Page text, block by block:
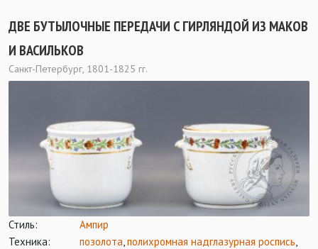
ДВЕ БУТЫЛОЧНЫЕ ПЕРЕДАЧИ С ГИРЛЯНДОЙ ИЗ МАКОВ
И ВАСИЛЬКОВ
Санкт-Петербург, 1801-1825 гг.
Стиль:
Ампир
Техника:
позолота полихромная надглазурная роспись